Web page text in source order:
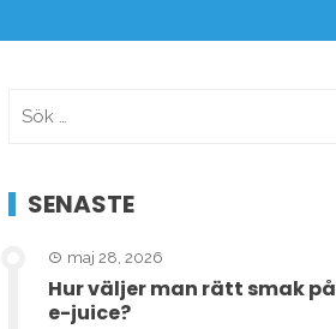
SENASTE
maj 28, 2026
Hur väljer man rätt smak
e-juice?